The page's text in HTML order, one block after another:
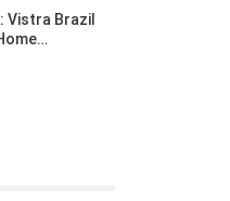
Vistra Brazil